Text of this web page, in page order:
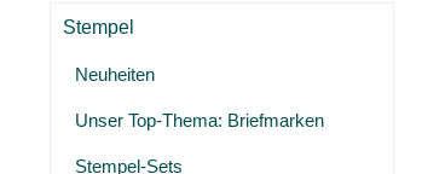
Stempel
Neuheiten
Unser Top-Thema: Briefmarken
Stempel-Sets